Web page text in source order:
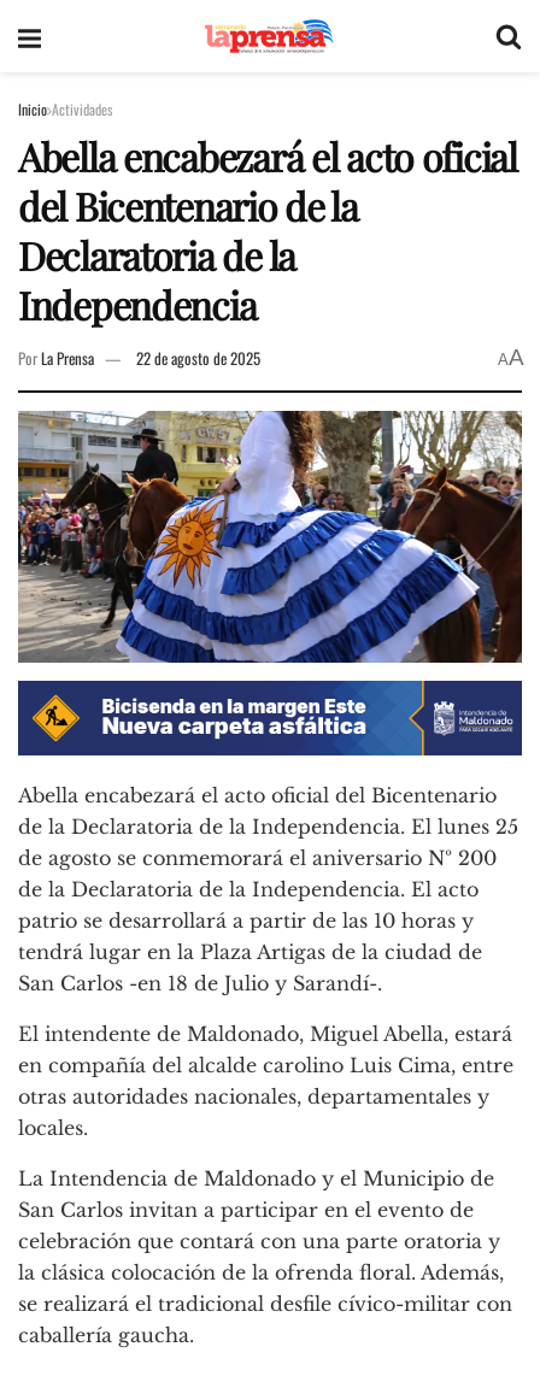
Inicio Actividades
Abella encabezará el acto oficial
del Bicentenario de la
Declaratoria de la
Independencia
PorLa Prensa 22 de agosto de 2025 AA
Abella encabezará el acto oficial del Bicentenario
de la Declaratoria de la Independencia. El lunes 25
de agosto se conmemorará el aniversario Nº 200
de la Declaratoria de la Independencia. El acto
patrio se desarrollará a partir de las 10 horas y
tendrá lugar en la Plaza Artigas de la ciudad de
San Carlos -en 18 de Julio y Sarandí-.
El intendente de Maldonado, Miguel Abella, estará
en compañía del alcalde carolino Luis Cima, entre
otras autoridades nacionales, departamentales y
locales.
La Intendencia de Maldonado y el Municipio de
San Carlos invitan a participar en el evento de
celebración que contará con una parte oratoria y
la clásica colocación de la ofrenda floral. Además,
se realizará el tradicional desfile cívico-militar con
caballería gaucha.